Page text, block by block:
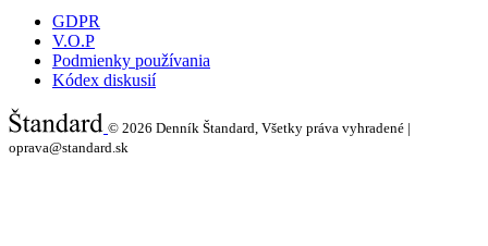
GDPR
V.O.P
Podmienky používania
Kódex diskusií
© 2026 Denník Štandard, Všetky práva vyhradené |
oprava@standard.sk